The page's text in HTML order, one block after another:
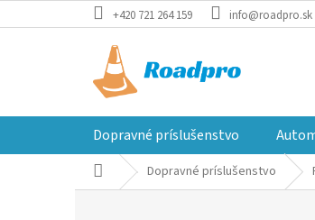
na
+420 721 264 159 info@roadpro.sk
Dopravné príslušenstvo
DomovDopravné príslušenstvo